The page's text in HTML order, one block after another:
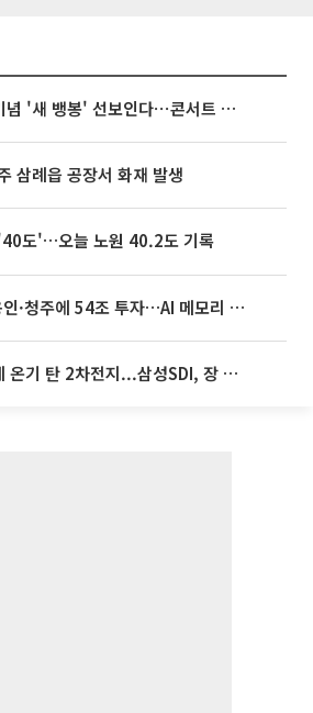
빅뱅, 20주년 기념 '새 뱅봉' 선보인다⋯콘서트 앞두고 팝업 개최
삼례읍 공장서 화재 발생
도'…오늘 노원 40.2도 기록
SK하이닉스, 용인·청주에 54조 투자…AI 메모리 생산기지 키운다
[특징주] 반도체 온기 탄 2차전지...삼성SDI, 장 초반 7% 넘게 껑충